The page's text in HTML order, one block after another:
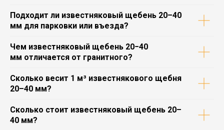
Подходит ли известняковый щебень 20–40
мм для парковки или въезда?
Чем известняковый щебень 20−40
мм отличается от гранитного?
Сколько весит 1 м³ известнякового щебня
20–40 мм?
Сколько стоит известняковый щебень 20–
40 мм?